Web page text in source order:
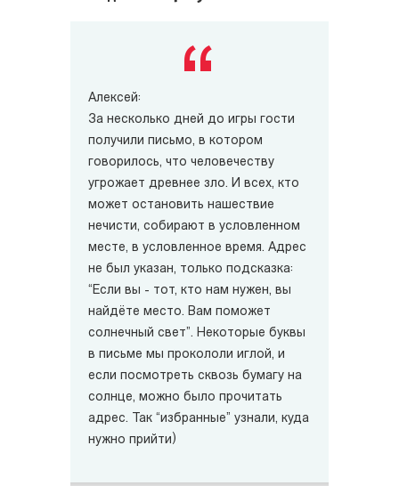
Алексей:
За несколько дней до игры гости
получили письмо, в котором
говорилось, что человечеству
угрожает древнее зло. И всех, кто
может остановить нашествие
нечисти, собирают в условленном
месте, в условленное время. Адрес
не был указан, только подсказка:
“Если вы - тот, кто нам нужен, вы
найдёте место. Вам поможет
солнечный свет”. Некоторые буквы
в письме мы прокололи иглой, и
если посмотреть сквозь бумагу на
солнце, можно было прочитать
адрес. Так “избранные” узнали, куда
нужно прийти)